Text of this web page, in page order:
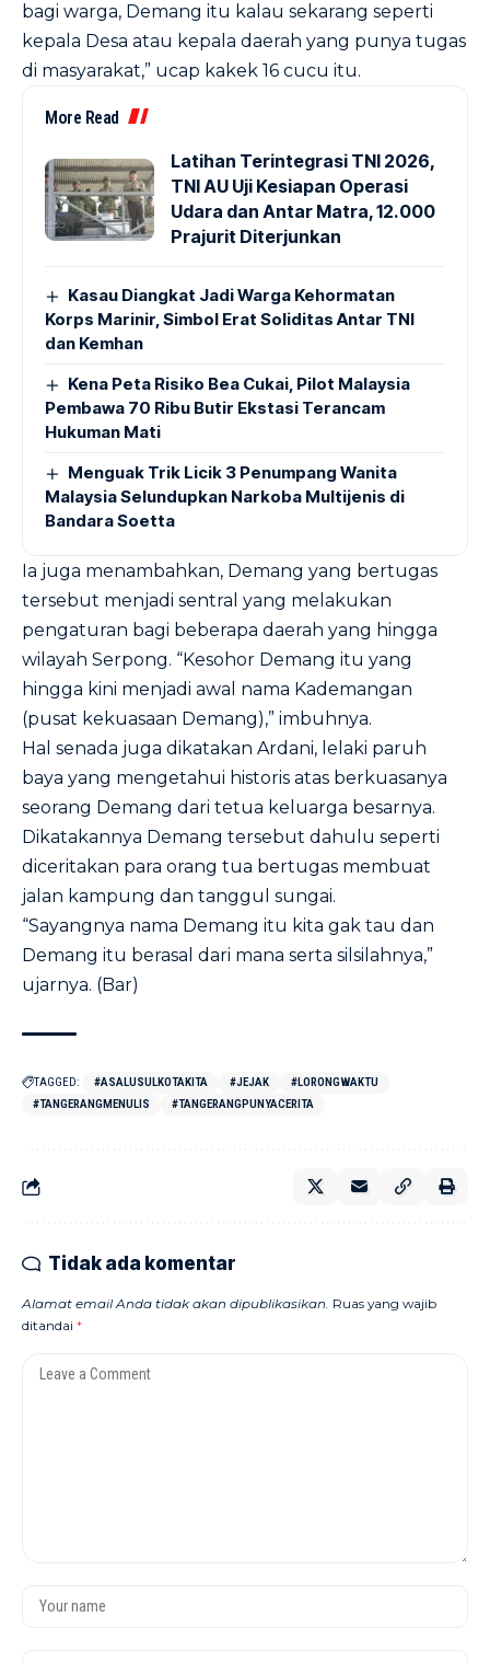
bagi warga, Demang itu kalau sekarang seperti
kepala Desa atau kepala daerah yang punya tugas
di masyarakat,” ucap kakek 16 cucu itu.
More Read
Latihan Terintegrasi TNI 2026,
TNI AU Uji Kesiapan Operasi
Udara dan Antar Matra, 12.000
Prajurit Diterjunkan
Kasau Diangkat Jadi Warga Kehormatan
Korps Marinir, Simbol Erat Soliditas Antar TNI
dan Kemhan
Kena Peta Risiko Bea Cukai, Pilot Malaysia
Pembawa 70 Ribu Butir Ekstasi Terancam
Hukuman Mati
Menguak Trik Licik 3 Penumpang Wanita
Malaysia Selundupkan Narkoba Multijenis di
Bandara Soetta
Ia juga menambahkan, Demang yang bertugas
tersebut menjadi sentral yang melakukan
pengaturan bagi beberapa daerah yang hingga
wilayah Serpong. “Kesohor Demang itu yang
hingga kini menjadi awal nama Kademangan
(pusat kekuasaan Demang),” imbuhnya.
Hal senada juga dikatakan Ardani, lelaki paruh
baya yang mengetahui historis atas berkuasanya
seorang Demang dari tetua keluarga besarnya.
Dikatakannya Demang tersebut dahulu seperti
diceritakan para orang tua bertugas membuat
jalan kampung dan tanggul sungai.
“Sayangnya nama Demang itu kita gak tau dan
Demang itu berasal dari mana serta silsilahnya,”
ujarnya. (Bar)
TAGGED: #ASALUSULKOTAKITA #JEJAK
#LORONGWAKTU
#TANGERANGMENULIS
#TANGERANGPUNYACERITA
Tidak ada komentar
Alamat email Anda tidak akan dipublikasikan. Ruas yang wajib
ditandai *